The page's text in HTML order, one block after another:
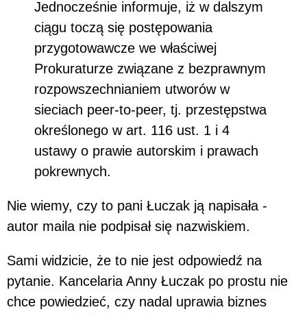
Jednocześnie informuje, iż w dalszym
ciągu toczą się postępowania
przygotowawcze we właściwej
Prokuraturze związane z bezprawnym
rozpowszechnianiem utworów w
sieciach peer-to-peer, tj. przestępstwa
określonego w art. 116 ust. 1 i 4
ustawy o prawie autorskim i prawach
pokrewnych.
Nie wiemy, czy to pani Łuczak ją napisała -
autor maila nie podpisał się nazwiskiem.
Sami widzicie, że to nie jest odpowiedź na
pytanie. Kancelaria Anny Łuczak po prostu nie
chce powiedzieć, czy nadal uprawia biznes